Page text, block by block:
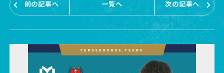
前の記事へ 一覧へ 次の記事へ